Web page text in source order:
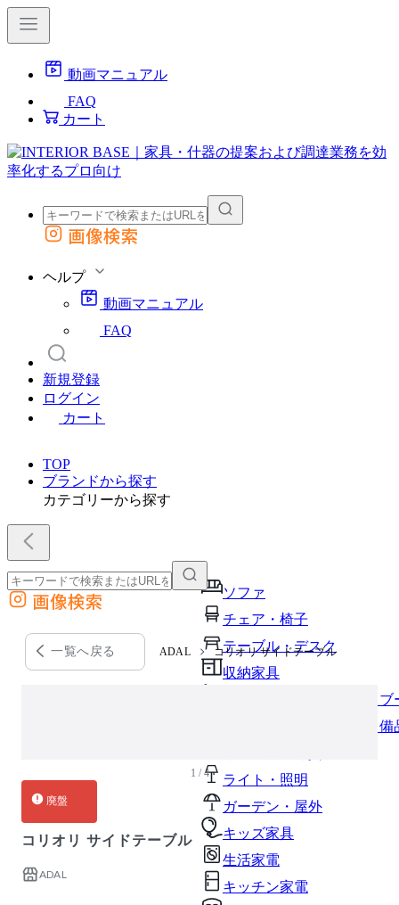
動画マニュアル
FAQ
カート
外部サイトの商品をカートに追加
画像検索
ヘルプ
動画マニュアル
FAQ
新規登録
ログイン
カート
TOP
ブランドから探す
カテゴリーから探す
ソファ
チェア・椅子
テーブル・デスク
収納家具
パーソナルブース・集中ブ
オフィスアクセサリー・備
ライト・照明
ガーデン・屋外
キッズ家具
生活家電
キッチン家電
外部サイトの商品をカートに追加
他のサイトで見つけた商品ページのURLを貼り付けて、カートに追加できます
画像検索
一覧へ戻る ADAL コリオリ サイドテーブル
1 / 4
廃盤
コリオリ サイドテーブル
ADAL